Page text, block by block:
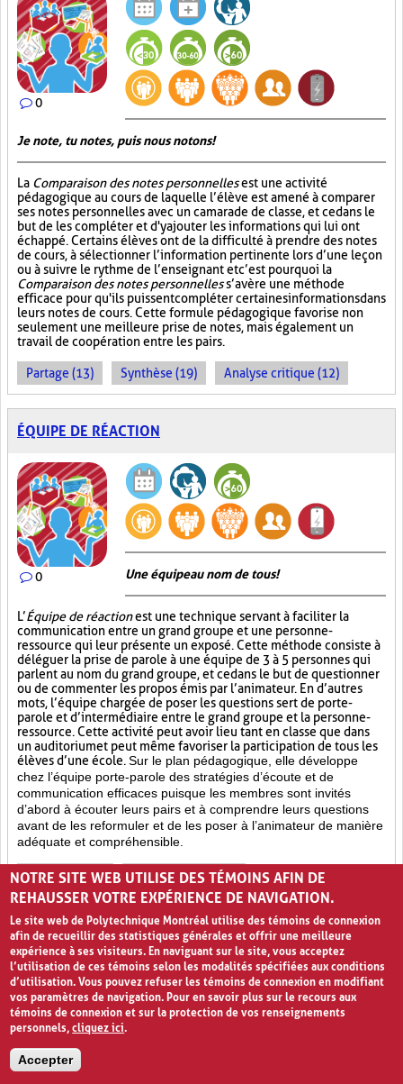
0
Je note, tu notes, puis nous notons!
La Comparaison des notes personnellesest une activité
pédagogique au cours de laquelle l’élève est amené à comparer
ses notes personnelles avec un camarade de classe, et ce dans le
but de les compléter et d'y ajouter les informations qui lui ont
échappé. Certains élèves ont de la difficulté à prendre des notes
de cours, à sélectionner l’information pertinente lors d’une leçon
ou à suivre le rythme de l’enseignant et c’est pourquoi la
Comparaison des notes personnelless’avère une méthode
efficace pour qu'ils puissent compléter certaines informations dans
leurs notes de cours. Cette formule pédagogique favorise non
seulement une meilleure prise de notes, mais également un
travail de coopération entre les pairs.
Partage (13) Synthèse (19) Analyse critique (12)
ÉQUIPE DE RÉACTION
0 Une équipe au nom de tous!
L’Équipe de réactionest une technique servant à faciliter la
communication entre un grand groupe et une personne-
ressource qui leur présente un exposé. Cette méthode consiste à
déléguer la prise de parole à une équipe de 3 à 5 personnes qui
parlent au nom du grand groupe, et ce dans le but de questionner
ou de commenter les propos émis par l’animateur. En d’autres
mots, l’équipe chargée de poser les questions sert de porte-
parole et d’intermédiaire entre le grand groupe et la personne-
ressource. Cette activité peut avoir lieu tant en classe que dans
un auditorium et peut même favoriser la participation de tous les
élèves d’une école. Sur le plan pédagogique, elle développe
chez l’équipe porte-parole des stratégies d’écoute et de
communication efficaces puisque les membres sont invités
d’abord à écouter leurs pairs et à comprendre leurs questions
avant de les reformuler et de les poser à l’animateur de manière
adéquate et compréhensible.
Échanges (13) Travail d'équipe (8)
Approfondissement des connaissances (17)
PAGES
« ‹ 1 2 3 4 › »
NOTRE SITE WEB UTILISE DES TÉMOINS AFIN DE
REHAUSSER VOTRE EXPÉRIENCE DE NAVIGATION.
Le site web de Polytechnique Montréal utilise des témoins de connexion
afin de recueillir des statistiques générales et offrir une meilleure
expérience à ses visiteurs. En naviguant sur le site, vous acceptez
l’utilisation de ces témoins selon les modalités spécifiées aux conditions
d’utilisation. Vous pouvez refuser les témoins de connexion en modifiant
vos paramètres de navigation. Pour en savoir plus sur le recours aux
témoins de connexion et sur la protection de vos renseignements
personnels,cliquez ici.
Accepter